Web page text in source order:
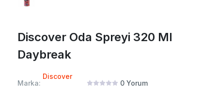
Discover Oda Spreyi 320 Ml
Daybreak
Marka:
Discover
0 Yorum